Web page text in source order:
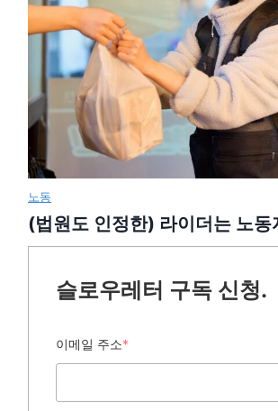
노동
(법원도 인정한) 라이더는 노동
슬로우레터 구독 신청.
이메일 주소*